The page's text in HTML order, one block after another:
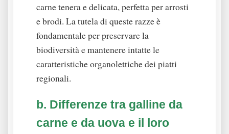
carne tenera e delicata, perfetta per arrosti
e brodi. La tutela di queste razze è
fondamentale per preservare la
biodiversità e mantenere intatte le
caratteristiche organolettiche dei piatti
regionali.
b. Differenze tra galline da
carne e da uova e il loro